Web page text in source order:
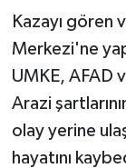
Kazayı gören
Merkezi'ne
UMKE, AFAD
Arazi
olay yerine
hayatını